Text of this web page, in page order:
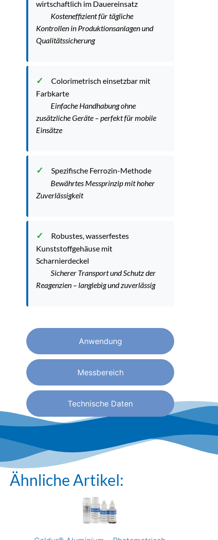
Anwendung
Messbereich
Technische Daten
wirtschaftlich im Dauereinsatz
Kosteneffizient für tägliche
Kontrollen in Produktionsanlagen und
Qualitätssicherung
Colorimetrisch einsetzbar mit
Farbkarte
Einfache Handhabung ohne
zusätzliche Geräte – perfekt für mobile
Einsätze
Spezifische Ferrozin-Methode
Bewährtes Messprinzip mit hoher
Zuverlässigkeit
Robustes, wasserfestes
Kunststoffgehäuse mit
Scharnierdeckel
Sicherer Transport und Schutz der
Reagenzien – langlebig und zuverlässig
Ähnliche Artikel: